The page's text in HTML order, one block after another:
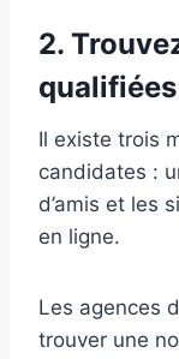
2.
qualifiées
Il existe trois
candidates :
d’amis et les
en ligne.
Les agences
trouver une